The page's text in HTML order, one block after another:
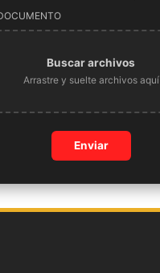
Buscar archivos
Arrastre y suelte archivos aquí
Enviar